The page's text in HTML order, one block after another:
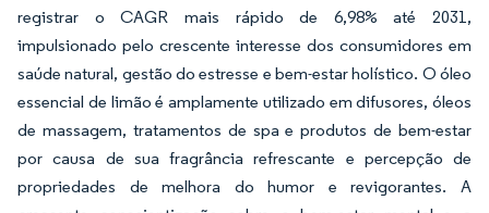
registrar o CAGR mais rápido de 6,98% até 2031,
impulsionado pelo crescente interesse dos consumidores em
saúde natural, gestão do estresse e bem-estar holístico. O óleo
essencial de limão é amplamente utilizado em difusores, óleos
de massagem, tratamentos de spa e produtos de bem-estar
por causa de sua fragrância refrescante e percepção de
propriedades de melhora do humor e revigorantes. A